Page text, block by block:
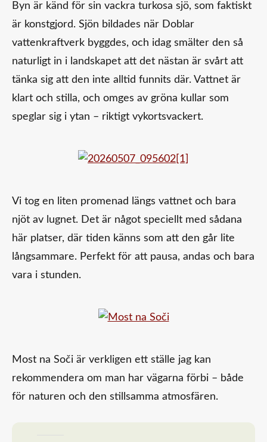
Byn är känd för sin vackra turkosa sjö, som faktiskt
är konstgjord. Sjön bildades när Doblar
vattenkraftverk byggdes, och idag smälter den så
naturligt in i landskapet att det nästan är svårt att
tänka sig att den inte alltid funnits där. Vattnet är
klart och stilla, och omges av gröna kullar som
speglar sig i ytan – riktigt vykortsvackert.
Vi tog en liten promenad längs vattnet och bara
njöt av lugnet. Det är något speciellt med sådana
här platser, där tiden känns som att den går lite
långsammare. Perfekt för att pausa, andas och bara
vara i stunden.
Most na Soči är verkligen ett ställe jag kan
rekommendera om man har vägarna förbi – både
för naturen och den stillsamma atmosfären.